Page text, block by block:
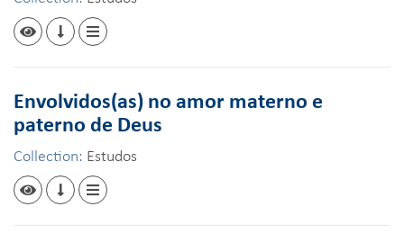
Envolvidos(as) no amor materno e
paterno de Deus
Collection: Estudos